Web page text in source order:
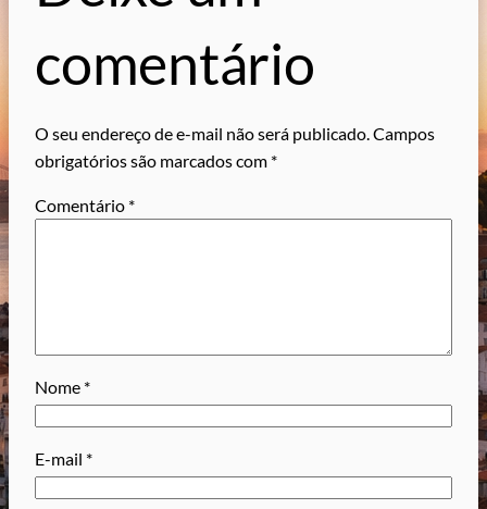
comentário
O seu endereço de e-mail não será publicado. Campos
obrigatórios são marcados com *
Comentário *
Nome *
E-mail *